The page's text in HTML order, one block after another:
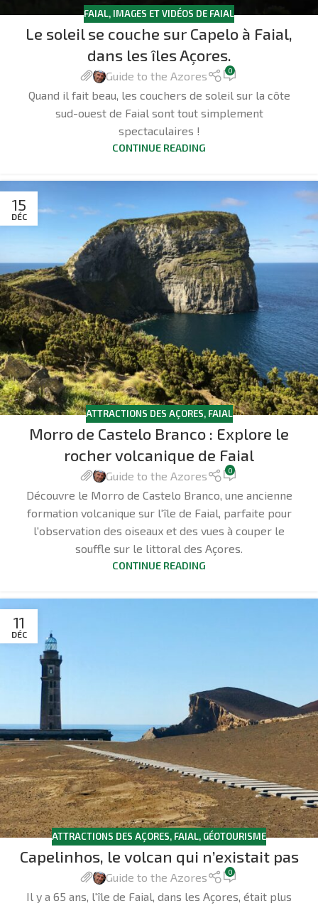
FAIAL, IMAGES ET VIDÉOS DE FAIAL
Le soleil se couche sur Capelo à Faial,
dans les îles Açores.
Guide to the Azores 0
Quand il fait beau, les couchers de soleil sur la côte
sud-ouest de Faial sont tout simplement
spectaculaires !
CONTINUE READING
15
DÉC
ATTRACTIONS DES AÇORES, FAIAL
Morro de Castelo Branco : Explore le
rocher volcanique de Faial
Guide to the Azores 0
Découvre le Morro de Castelo Branco, une ancienne
formation volcanique sur l'île de Faial, parfaite pour
l'observation des oiseaux et des vues à couper le
souffle sur le littoral des Açores.
CONTINUE READING
11
DÉC
ATTRACTIONS DES AÇORES, FAIAL, GÉOTOURISME
Capelinhos, le volcan qui n’existait pas
Guide to the Azores 0
Il y a 65 ans, l'île de Faial, dans les Açores, était plus